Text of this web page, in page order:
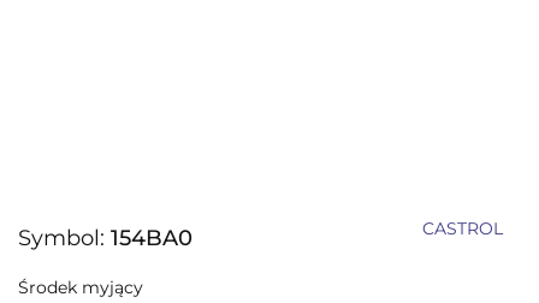
Symbol: 154BA0 CASTROL
Środek myjący